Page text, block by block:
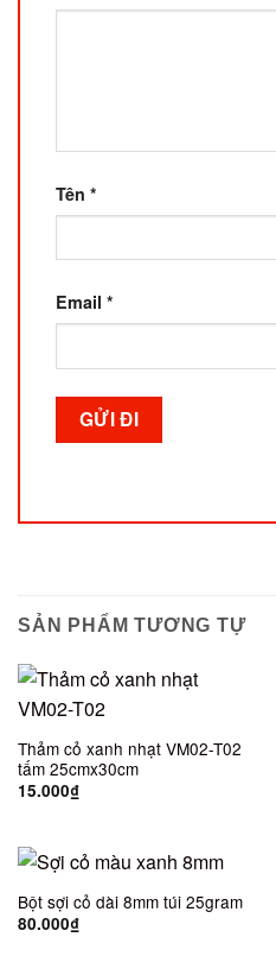
Tên *
Email *
SẢN PHẨM TƯƠNG TỰ
Thảm cỏ xanh nhạt VM02-T02
tấm 25cmx30cm
15.000₫
Bột sợi cỏ dài 8mm túi 25gram
80.000₫